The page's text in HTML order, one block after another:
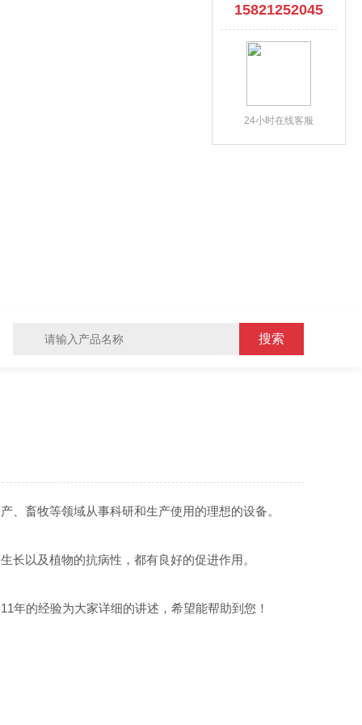
、畜牧等领域从事科研和生产使用的理想的设备。
及植物的抗病性，都有良好的促进作用。
经验为大家详细的讲述，希望能帮助到您！
15821252045
24小时在线客服